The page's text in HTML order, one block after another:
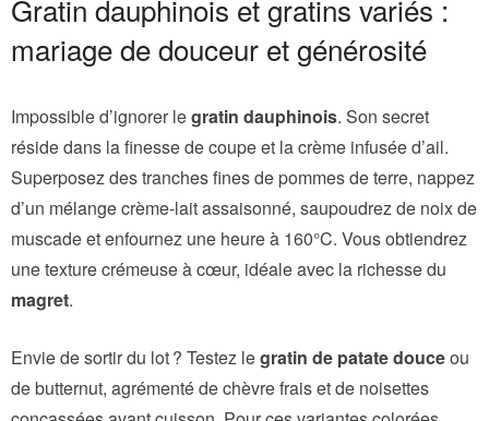
Gratin dauphinois et gratins variés :
mariage de douceur et générosité
Impossible d’ignorer legratin dauphinois. Son secret
réside dans la finesse de coupe et la crème infusée d’ail.
Superposez des tranches fines de pommes de terre, nappez
d’un mélange crème-lait assaisonné, saupoudrez de noix de
muscade et enfournez une heure à 160°C. Vous obtiendrez
une texture crémeuse à cœur, idéale avec la richesse du
magret.
Envie de sortir du lot ? Testez legratin de patate douceou
de butternut, agrémenté de chèvre frais et de noisettes